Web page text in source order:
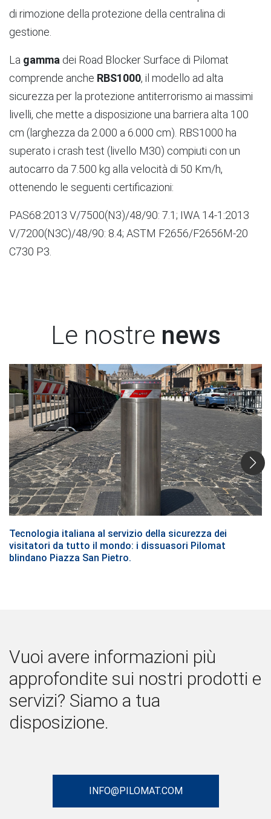
di rimozione della protezione della centralina di
gestione.
La gamma dei Road Blocker Surface di Pilomat
comprende anche RBS1000, il modello ad alta
sicurezza per la protezione antiterrorismo ai massimi
livelli, che mette a disposizione una barriera alta 100
cm (larghezza da 2.000 a 6.000 cm). RBS1000 ha
superato i crash test (livello M30) compiuti con un
autocarro da 7.500 kg alla velocità di 50 Km/h,
ottenendo le seguenti certificazioni:
PAS68:2013 V/7500(N3)/48/90: 7.1; IWA 14-1:2013
V/7200(N3C)/48/90: 8.4; ASTM F2656/F2656M-20
C730 P3.
Le nostre news
Tecnologia italiana al servizio della sicurezza dei
visitatori da tutto il mondo: i dissuasori Pilomat
blindano Piazza San Pietro.
Vuoi avere informazioni più
approfondite sui nostri prodotti e
servizi? Siamo a tua
disposizione.
INFO@PILOMAT.COM